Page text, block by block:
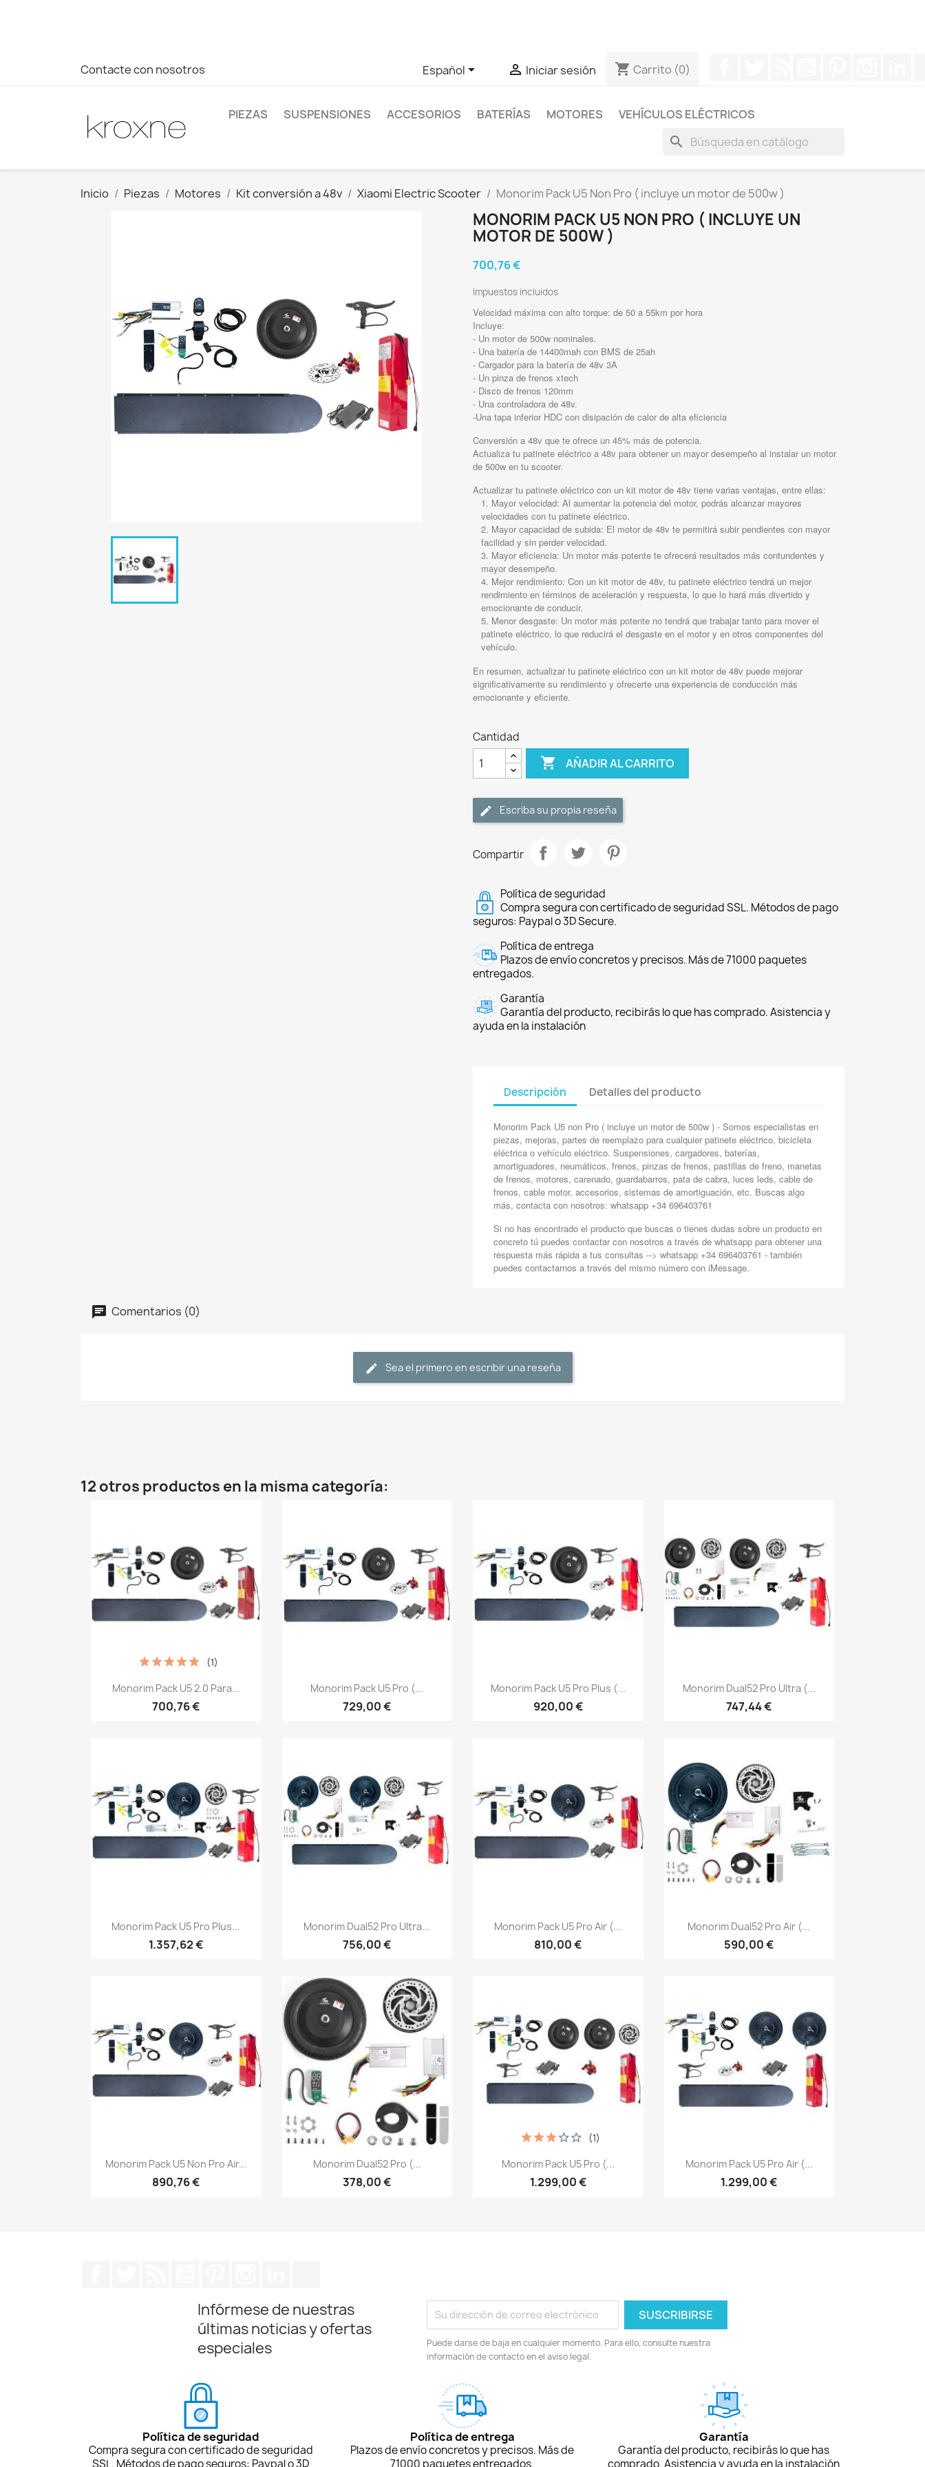
Contacte con nosotros Español  Iniciar sesión shopping_cart Carrito (0)
PIEZAS SUSPENSIONES ACCESORIOS BATERÍAS MOTORES VEHÍCULOS ELÉCTRICOS
search
Inicio Piezas Motores Kit conversión a 48v Xiaomi Electric Scooter Monorim Pack U5 Non Pro ( incluye un motor de 500w )
MONORIM PACK U5 NON PRO ( INCLUYE UN
MOTOR DE 500W )
700,76 €
Impuestos incluidos
Velocidad máxima con alto torque: de 50 a 55km por hora
Incluye:
- Un motor de 500w nominales.
- Una batería de 14400mah con BMS de 25ah
- Cargador para la batería de 48v 3A
- Un pinza de frenos xtech
- Disco de frenos 120mm
- Una controladora de 48v.
-Una tapa inferior HDC con disipación de calor de alta eficiencia
Conversión a 48v que te ofrece un 45% más de potencia.
Actualiza tu patinete eléctrico a 48v para obtener un mayor desempeño al instalar un motor
de 500w en tu scooter.
Actualizar tu patinete eléctrico con un kit motor de 48v tiene varias ventajas, entre ellas:
Mayor velocidad: Al aumentar la potencia del motor, podrás alcanzar mayores
velocidades con tu patinete eléctrico.
Mayor capacidad de subida: El motor de 48v te permitirá subir pendientes con mayor
facilidad y sin perder velocidad.
Mayor eficiencia: Un motor más potente te ofrecerá resultados más contundentes y
mayor desempeño.
Mejor rendimiento: Con un kit motor de 48v, tu patinete eléctrico tendrá un mejor
rendimiento en términos de aceleración y respuesta, lo que lo hará más divertido y
emocionante de conducir.
Menor desgaste: Un motor más potente no tendrá que trabajar tanto para mover el
patinete eléctrico, lo que reducirá el desgaste en el motor y en otros componentes del
vehículo.
En resumen, actualizar tu patinete eléctrico con un kit motor de 48v puede mejorar
significativamente su rendimiento y ofrecerte una experiencia de conducción más
emocionante y eficiente.
Cantidad
 AÑADIR AL CARRITO
Escriba su propia reseña
Compartir
Política de seguridad
Compra segura con certificado de seguridad SSL. Métodos de pago
seguros: Paypal o 3D Secure.
Política de entrega
Plazos de envío concretos y precisos. Más de 71000 paquetes
entregados.
Garantía
Garantía del producto, recibirás lo que has comprado. Asistencia y
ayuda en la instalación
Descripción Detalles del producto
Monorim Pack U5 non Pro ( incluye un motor de 500w ) - Somos especialistas en
piezas, mejoras, partes de reemplazo para cualquier patinete eléctrico, bicicleta
eléctrica o vehículo eléctrico. Suspensiones, cargadores, baterías,
amortiguadores, neumáticos, frenos, pinzas de frenos, pastillas de freno, manetas
de frenos, motores, carenado, guardabarros, pata de cabra, luces leds, cable de
frenos, cable motor, accesorios, sistemas de amortiguación, etc. Buscas algo
más, contacta con nosotros: whatsapp +34 696403761
Si no has encontrado el producto que buscas o tienes dudas sobre un producto en
concreto tú puedes contactar con nosotros a través de whatsapp para obtener una
respuesta más rápida a tus consultas --> whatsapp +34 696403761 - también
puedes contactarnos a través del mismo número con iMessage.
Comentarios (0)
Sea el primero en escribir una reseña
12 otros productos en la misma categoría:
Vista rápida
Monorim Pack U5 2.0 Para...
700,76 €
(1)
Vista rápida
Monorim Pack U5 Pro (...
729,00 €
Vista rápida
Monorim Pack U5 Pro Plus (...
920,00 €
Vista rápida
Monorim Dual52 Pro Ultra (...
747,44 €
Vista rápida
Monorim Pack U5 Pro Plus...
1.357,62 €
Vista rápida
Monorim Dual52 Pro Ultra...
756,00 €
Vista rápida
Monorim Pack U5 Pro Air (...
810,00 €
Vista rápida
Monorim Dual52 Pro Air (...
590,00 €
Vista rápida
Monorim Pack U5 Non Pro Air...
890,76 €
Vista rápida
Monorim Dual52 Pro (...
378,00 €
Vista rápida
Monorim Pack U5 Pro (...
1.299,00 €
(1)
Vista rápida
Monorim Pack U5 Pro Air (...
1.299,00 €
Infórmese de nuestras
últimas noticias y ofertas
especiales
Puede darse de baja en cualquier momento. Para ello, consulte nuestra
información de contacto en el aviso legal.
Política de seguridad
Compra segura con certificado de seguridad
SSL. Métodos de pago seguros: Paypal o 3D
Política de entrega
Plazos de envío concretos y precisos. Más de
71000 paquetes entregados.
Garantía
Garantía del producto, recibirás lo que has
comprado. Asistencia y ayuda en la instalación